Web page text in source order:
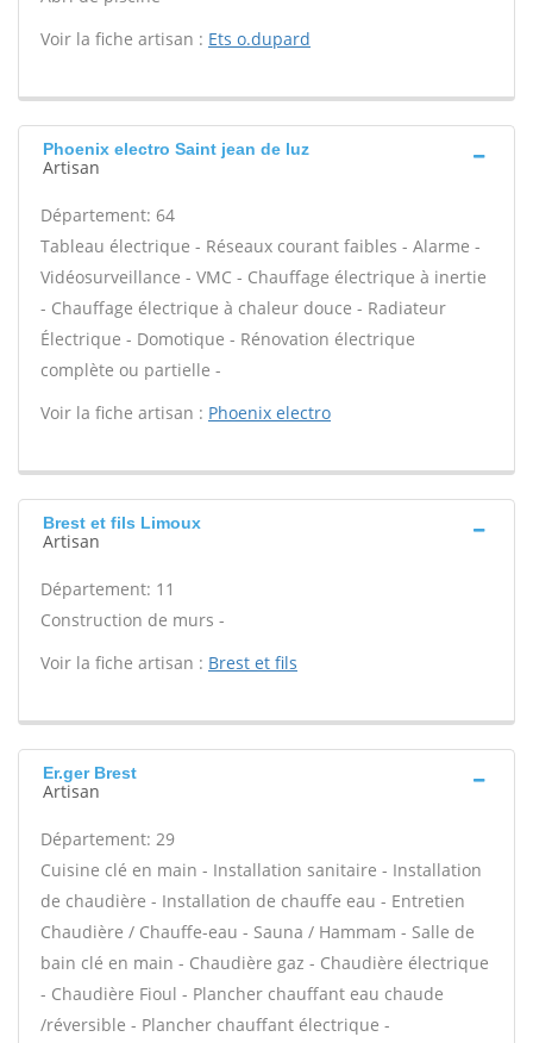
Voir la fiche artisan : Ets o.dupard
Phoenix electro Saint jean de luz
Artisan
Département: 64
Tableau électrique - Réseaux courant faibles - Alarme -
Vidéosurveillance - VMC - Chauffage électrique à inertie
- Chauffage électrique à chaleur douce - Radiateur
Électrique - Domotique - Rénovation électrique
complète ou partielle -
Voir la fiche artisan : Phoenix electro
Brest et fils Limoux
Artisan
Département: 11
Construction de murs -
Voir la fiche artisan : Brest et fils
Er.ger Brest
Artisan
Département: 29
Cuisine clé en main - Installation sanitaire - Installation
de chaudière - Installation de chauffe eau - Entretien
Chaudière / Chauffe-eau - Sauna / Hammam - Salle de
bain clé en main - Chaudière gaz - Chaudière électrique
- Chaudière Fioul - Plancher chauffant eau chaude
/réversible - Plancher chauffant électrique -